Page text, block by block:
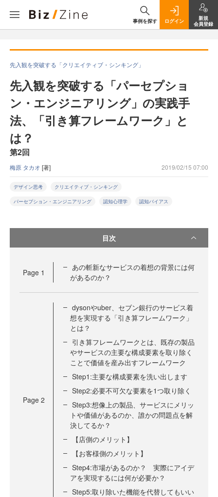
事例を探す ログイン
新規
会員登録
先入観を突破する「クリエイティブ・シンキング」
先入観を突破する「パーセプショ
ン・エンジニアリング」の実践手
法、「引き算フレームワーク」と
は？
第2回
梅原 タカオ [著] 2019/02/15 07:00
デザイン思考 クリエイティブ・シンキング
パーセプション・エンジニアリング 認知心理学 認知バイアス
目次
Page 1
あの斬新なサービスの着想の背景には何
があるのか？
Page 2
dysonやuber、セブン銀行のサービス着
想を実現する「引き算フレームワーク」
とは？
引き算フレームワークとは、既存の製品
やサービスの主要な構成要素を取り除く
ことで価値を産み出すフレームワーク
Step1:主要な構成要素を洗い出します
Step2:必要不可欠な要素を1つ取り除く
Step3:想像上の製品、サービスにメリッ
トや価値があるのか、誰かの問題点を解
決してるか？
【店側のメリット】
【お客様側のメリット】
Step4:市場があるのか？ 実際にアイデ
アを実現するには何が必要か？
Step5:取り除いた機能を代替してもいい